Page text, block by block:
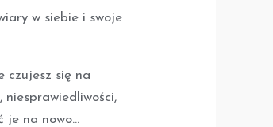
w siebie i swoje
czujesz się na
niesprawiedliwości,
je na nowo…